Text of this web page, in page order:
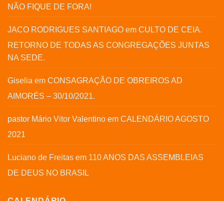
NÃO FIQUE DE FORA!
JACO RODRIGUES SANTIAGO em CULTO DE CEIA.
RETORNO DE TODAS AS CONGREGAÇÕES JUNTAS
NA SEDE.
Giselia em CONSAGRAÇÃO DE OBREIROS AD
AIMORÉS – 30/10/2021.
pastor Mário Vitor Valentino em CALENDÁRIO AGOSTO
2021
Luciano de Freitas em 110 ANOS DAS ASSEMBLEIAS
DE DEUS NO BRASIL